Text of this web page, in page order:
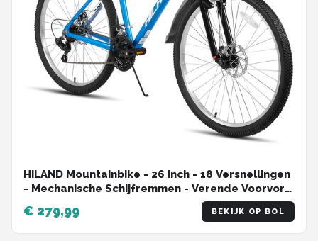
HILAND Mountainbike - 26 Inch - 18 Versnellingen
- Mechanische Schijfremmen - Verende Voorvork
€ 279,99 BEKIJK OP BOL